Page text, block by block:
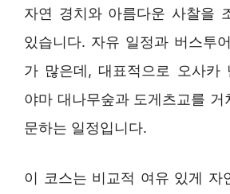
자연 경치와 아름다운 사찰을
있습니다. 자유 일정과 버스투
가 많은데, 대표적으로 오사카
야마 대나무숲과 도게츠교를 거
문하는 일정입니다.
이 코스는 비교적 여유 있게 자